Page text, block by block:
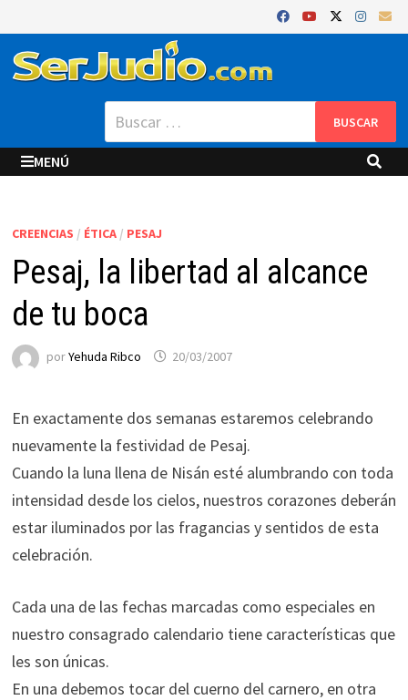
al
contenido
Buscar:
MENÚ
CREENCIAS / ÉTICA/ PESAJ
Pesaj, la libertad al alcance
de tu boca
porYehuda Ribco 20/03/2007
En exactamente dos semanas estaremos celebrando
nuevamente la festividad de Pesaj.
Cuando la luna llena de Nisán esté alumbrando con toda
intensidad desde los cielos, nuestros corazones deberán
estar iluminados por las fragancias y sentidos de esta
celebración.
Cada una de las fechas marcadas como especiales en
nuestro consagrado calendario tiene características que
les son únicas.
En una debemos tocar del cuerno del carnero, en otra